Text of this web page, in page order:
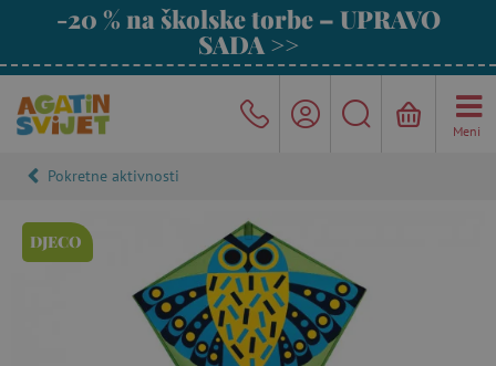
-20 % na školske torbe – UPRAVO
SADA >>
Meni
Pokretne aktivnosti
DJECO